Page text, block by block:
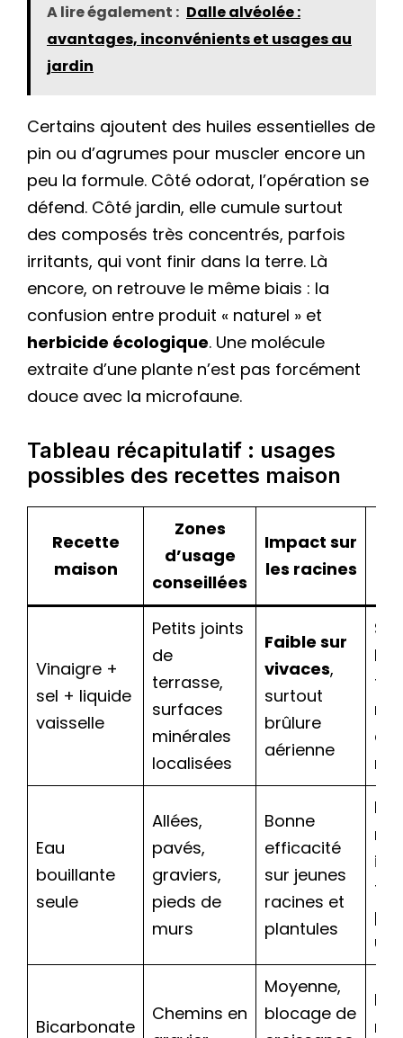
A lire également : Dalle alvéolée :
avantages, inconvénients et usages au
jardin
Certains ajoutent des huiles essentielles de
pin ou d’agrumes pour muscler encore un
peu la formule. Côté odorat, l’opération se
défend. Côté jardin, elle cumule surtout
des composés très concentrés, parfois
irritants, qui vont finir dans la terre. Là
encore, on retrouve le même biais : la
confusion entre produit « naturel » et
herbicide écologique. Une molécule
extraite d’une plante n’est pas forcément
douce avec la microfaune.
Tableau récapitulatif : usages
possibles des recettes maison
Recette
maison
Zones
d’usage
conseillées
Impact sur
les racines
Vinaigre +
sel + liquide
vaisselle
Petits joints
de
terrasse,
surfaces
minérales
localisées
Faible sur
vivaces,
surtout
brûlure
aérienne
Eau
bouillante
seule
Allées,
pavés,
graviers,
pieds de
murs
Bonne
efficacité
sur jeunes
racines et
plantules
Bicarbonate
Chemins en
Moyenne,
blocage de